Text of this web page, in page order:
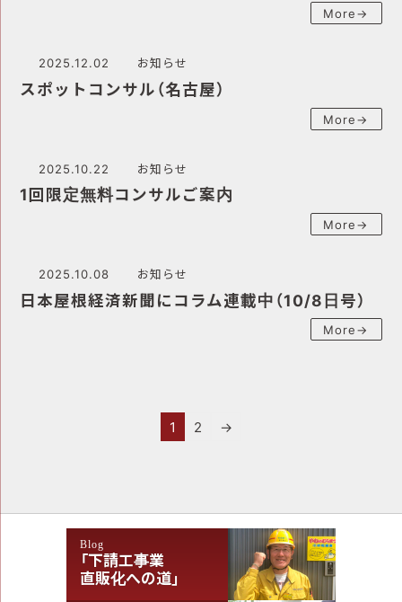
More→
2025.12.02 お知らせ
スポットコンサル（名古屋）
More→
2025.10.22 お知らせ
1回限定無料コンサルご案内
More→
2025.10.08 お知らせ
日本屋根経済新聞にコラム連載中（10/8日号）
More→
稿
の
ジ
送
り
1 2 →
Blog
「下請工事業
直販化への道」